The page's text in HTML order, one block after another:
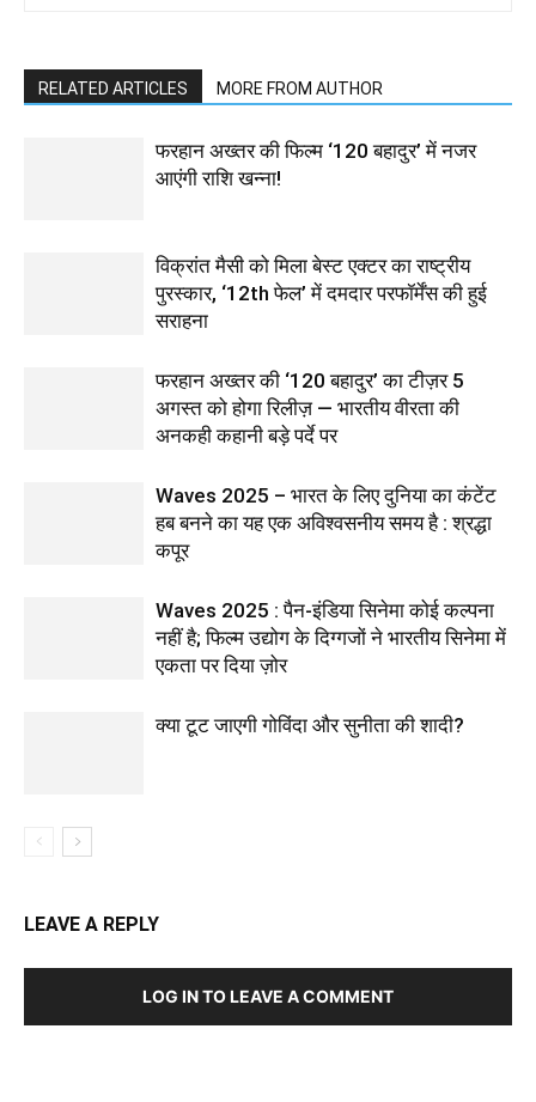
RELATED ARTICLES MORE FROM AUTHOR
फरहान अख्तर की फिल्म ‘120 बहादुर’ में नजर
आएंगी राशि खन्ना!
विक्रांत मैसी को मिला बेस्ट एक्टर का राष्ट्रीय
पुरस्कार, ‘12th फेल’ में दमदार परफॉर्मेंस की हुई
सराहना
फरहान अख्तर की ‘120 बहादुर’ का टीज़र 5
अगस्त को होगा रिलीज़ — भारतीय वीरता की
अनकही कहानी बड़े पर्दे पर
Waves 2025 – भारत के लिए दुनिया का कंटेंट
हब बनने का यह एक अविश्वसनीय समय है : श्रद्धा
कपूर
Waves 2025 : पैन-इंडिया सिनेमा कोई कल्पना
नहीं है; फिल्म उद्योग के दिग्गजों ने भारतीय सिनेमा में
एकता पर दिया ज़ोर
क्या टूट जाएगी गोविंदा और सुनीता की शादी?
LEAVE A REPLY
LOG IN TO LEAVE A COMMENT